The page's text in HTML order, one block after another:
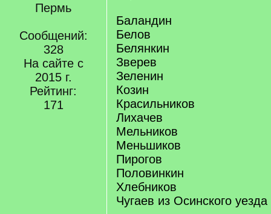
Пермь
Сообщений:
328
На сайте с
2015 г.
Рейтинг:
171
Баландин
Белов
Белянкин
Зверев
Зеленин
Козин
Красильников
Лихачев
Мельников
Меньшиков
Пирогов
Половинкин
Хлебников
Чугаев из Осинского уезда